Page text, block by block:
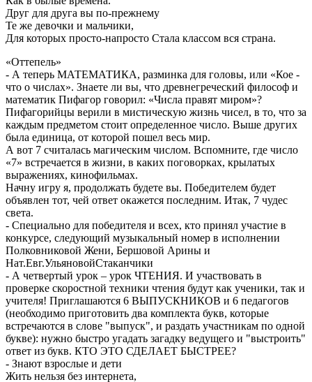
Друг для друга вы по-прежнему
Те же девочки и мальчики,
Для которых просто-напросто Стала классом вся страна.
«Оттепель»
- А теперь МАТЕМАТИКА, разминка для головы, или «Кое -
что о числах». Знаете ли вы, что древнегреческий философ и
математик Пифагор говорил: «Числа правят миром»?
Пифагорийцы верили в мистическую жизнь чисел, в то, что за
каждым предметом стоит определенное число. Выше других
была единица, от которой пошел весь мир.
А вот 7 считалась магическим числом. Вспомните, где число
«7» встречается в жизни, в каких поговорках, крылатых
выражениях, кинофильмах.
Начну игру я, продолжать будете вы. Победителем будет
объявлен тот, чей ответ окажется последним. Итак, 7 чудес
света.
- Специально для победителя и всех, кто принял участие в
конкурсе, следующий музыкальный номер в исполнении
Полковниковой Жени, Бершовой Арины и
Нат.Евг.УльяновойСтаканчики
- А четвертый урок – урок ЧТЕНИЯ. И участвовать в
проверке скоростной техники чтения будут как ученики, так и
учителя! Приглашаются 6 ВЫПУСКНИКОВ и 6 педагогов
(необходимо приготовить два комплекта букв, которые
встречаются в слове "выпуск", и раздать участникам по одной
букве): нужно быстро угадать загадку ведущего и "выстроить"
ответ из букв. КТО ЭТО СДЕЛАЕТ БЫСТРЕЕ?
- Знают взрослые и дети
Жить нельзя без интернета,